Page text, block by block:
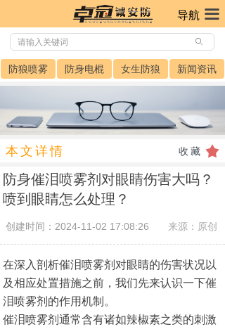
끀
导航
ꄙ
防狼喷雾 女生防狼
防身电棍 新闻资讯
创建时间： 2024-11-02 17:08:26 来源：原创
在深入剖析催泪喷雾剂对眼睛的伤害状况以
及相应处置措施之前，我们先来认识一下催
泪喷雾剂的作用机制。
催泪喷雾剂通常含有诸如辣椒素之类的刺激
防身催泪喷雾剂对眼睛伤害大吗？
喷到眼睛怎么处理？
本文详情 끄
收藏